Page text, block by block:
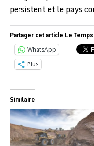
persistent et le pays
Partager cet article Le Temps:
WhatsApp
Plus
Similaire